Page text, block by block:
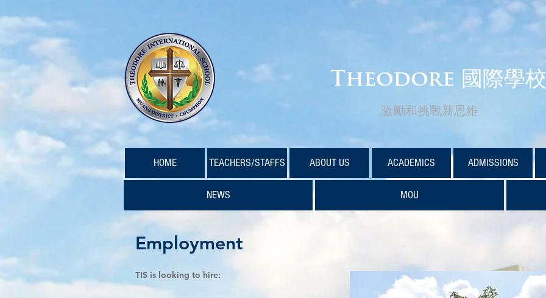
Theodore 國際學校
激勵和挑戰新思維
HOME TEACHERS/STAFFS ABOUT US ACADEMICS ADMISSIONS
NEWS MOU
Employment
TIS is looking to hire: